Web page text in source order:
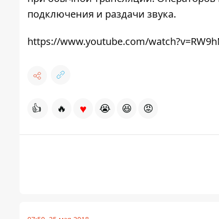
подключения и раздачи звука.
https://www.youtube.com/
👍 🔥 ♥ 😭 😆 😡